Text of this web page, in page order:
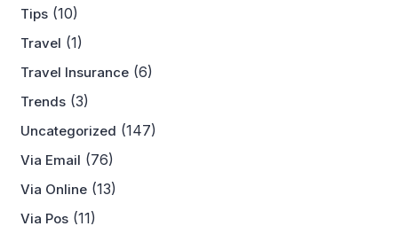
Tips (10)
Travel (1)
Travel Insurance (6)
Trends (3)
Uncategorized (147)
Via Email (76)
Via Online (13)
Via Pos (11)